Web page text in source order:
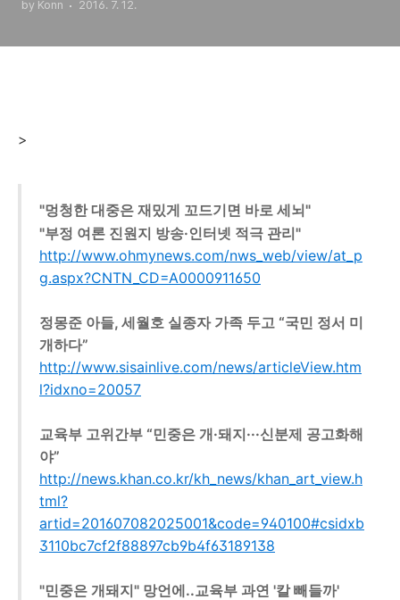
by Konn 2016. 7. 12.
>
"멍청한 대중은 재밌게 꼬드기면 바로 세뇌"
"부정 여론 진원지 방송·인터넷 적극 관리"
http://www.ohmynews.com/nws_web/view/at_p
g.aspx?CNTN_CD=A0000911650
정몽준 아들, 세월호 실종자 가족 두고 “국민 정서 미
개하다”
http://www.sisainlive.com/news/articleView.htm
l?idxno=20057
교육부 고위간부 “민중은 개·돼지···신분제 공고화해
야”
http://news.khan.co.kr/kh_news/khan_art_view.h
tml?
artid=201607082025001&code=940100#csidxb
3110bc7cf2f88897cb9b4f63189138
"민중은 개돼지" 망언에..교육부 과연 '칼 빼들까'